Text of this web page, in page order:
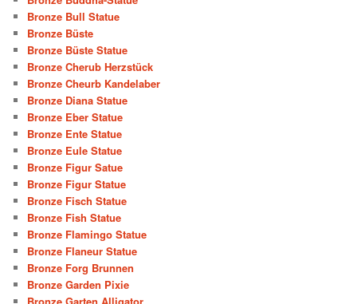
Bronze Bull Statue
Bronze Büste
Bronze Büste Statue
Bronze Cherub Herzstück
Bronze Cheurb Kandelaber
Bronze Diana Statue
Bronze Eber Statue
Bronze Ente Statue
Bronze Eule Statue
Bronze Figur Satue
Bronze Figur Statue
Bronze Fisch Statue
Bronze Fish Statue
Bronze Flamingo Statue
Bronze Flaneur Statue
Bronze Forg Brunnen
Bronze Garden Pixie